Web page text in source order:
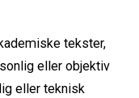
tekster,
eller objektiv
eller teknisk